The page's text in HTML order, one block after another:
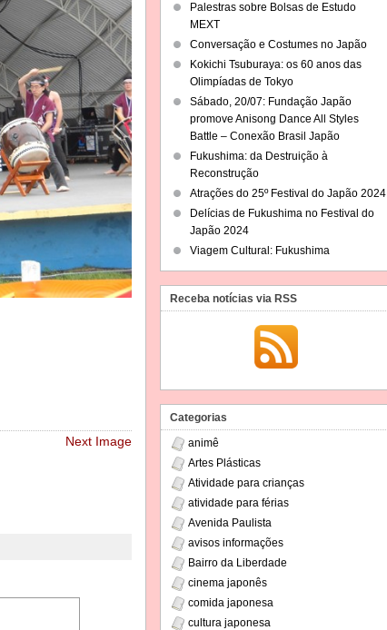
Next Image
Palestras sobre Bolsas de Estudo
MEXT
Conversação e Costumes no Japão
Kokichi Tsuburaya: os 60 anos das
Olimpíadas de Tokyo
Sábado, 20/07: Fundação Japão
promove Anisong Dance All Styles
Battle – Conexão Brasil Japão
Fukushima: da Destruição à
Reconstrução
Atrações do 25º Festival do Japão 2024
Delícias de Fukushima no Festival do
Japão 2024
Viagem Cultural: Fukushima
Receba notícias via RSS
Categorias
animê
Artes Plásticas
Atividade para crianças
atividade para férias
Avenida Paulista
avisos informações
Bairro da Liberdade
cinema japonês
comida japonesa
cultura japonesa